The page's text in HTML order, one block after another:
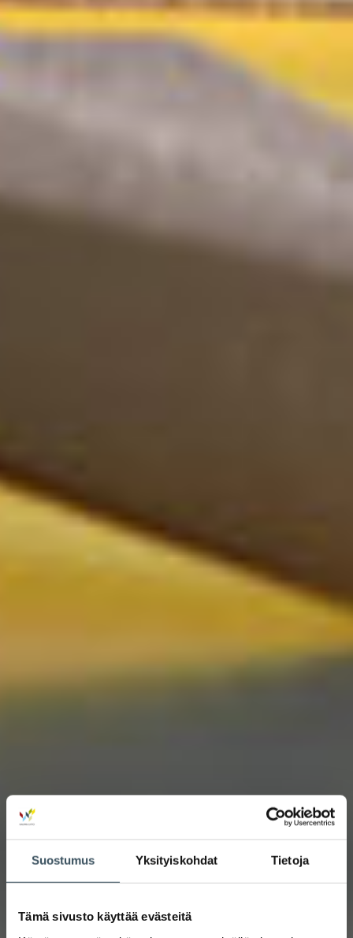
Suostumus Yksityiskohdat Tietoja
Tämä sivusto käyttää evästeitä